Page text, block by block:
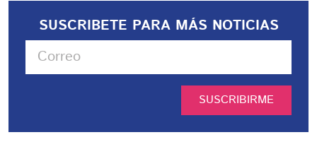
SUSCRIBETE PARA MÁS NOTICIAS
SUSCRIBIRME